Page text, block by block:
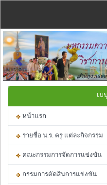
Previous
เม
หน้าแรก
รายชื่อ น.ร. ครู แต่ละกิจกรรม
คณะกรรมการจัดการแข่งขัน
กรรมการตัดสินการแข่งขัน